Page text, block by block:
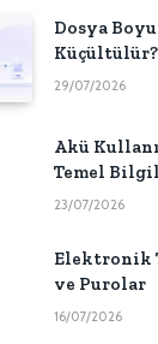
Dosya
Küçültülür?
29/07/2026
Akü
Temel
23/07/2026
Elektronik
ve Purolar
16/07/2026